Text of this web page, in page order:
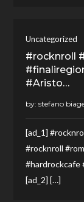
Uncategorized
#rocknroll
#Aristo…
by:stefano
[ad_1]
#rocknroll
#hardrockcafe
[ad_2] […]